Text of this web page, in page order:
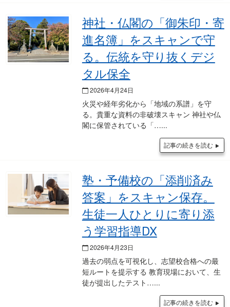
神社・仏閣の「御朱印・寄
進名簿」をスキャンで守
る。伝統を守り抜くデジ
タル保全
2026年4月24日
火災や経年劣化から「地域の系譜」を守
る。貴重な資料の非破壊スキャン 神社や仏
閣に保管されている「…
記事の続きを読む
塾・予備校の「添削済み
答案」をスキャン保存。
生徒一人ひとりに寄り添
う学習指導DX
2026年4月23日
過去の弱点を可視化し、志望校合格への最
短ルートを提示する 教育現場において、生
徒が提出したテスト…
記事の続きを読む